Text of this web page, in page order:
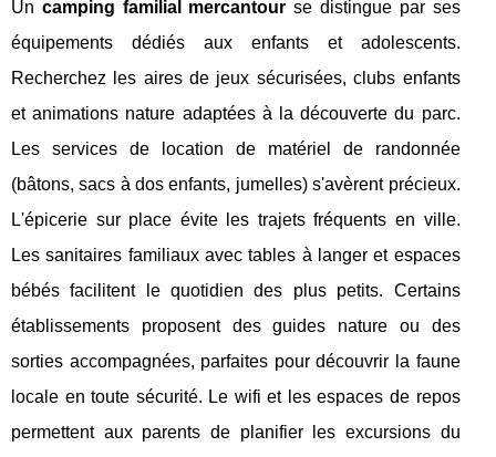
Un camping familial mercantour se distingue par ses
équipements dédiés aux enfants et adolescents.
Recherchez les aires de jeux sécurisées, clubs enfants
et animations nature adaptées à la découverte du parc.
Les services de location de matériel de randonnée
(bâtons, sacs à dos enfants, jumelles) s'avèrent précieux.
L'épicerie sur place évite les trajets fréquents en ville.
Les sanitaires familiaux avec tables à langer et espaces
bébés facilitent le quotidien des plus petits. Certains
établissements proposent des guides nature ou des
sorties accompagnées, parfaites pour découvrir la faune
locale en toute sécurité. Le wifi et les espaces de repos
permettent aux parents de planifier les excursions du